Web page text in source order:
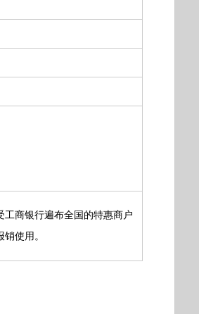
商银行遍布全国的特惠商户
使用。